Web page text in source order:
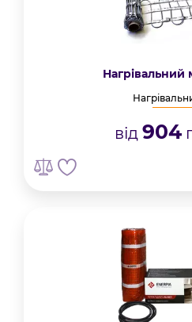
Нагрівальний
від 904